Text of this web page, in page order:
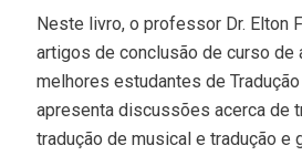
Neste livro, o professor Dr. Elton
artigos de conclusão de curso de
melhores estudantes de
apresenta discussões acerca de
tradução de musical e tradução e